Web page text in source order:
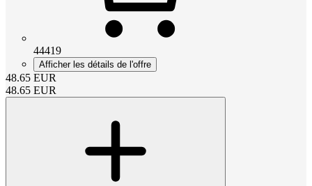
44419
Afficher les détails de l'offre
48.65 EUR
48.65 EUR